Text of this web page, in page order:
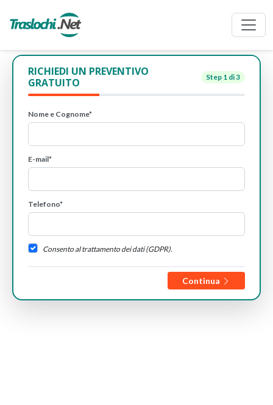
RICHIEDI UN PREVENTIVO
GRATUITO
Step 1 di 3
Nome e Cognome*
E-mail*
Telefono*
Consento al trattamento dei dati (GDPR).
Continua